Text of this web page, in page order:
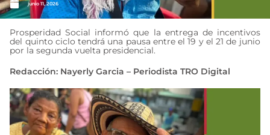
junio 11, 2026
Prosperidad Social informó que la entrega de incentivos
del quinto ciclo tendrá una pausa entre el 19 y el 21 de junio
por la segunda vuelta presidencial.
Redacción: Nayerly Garcia – Periodista TRO Digital